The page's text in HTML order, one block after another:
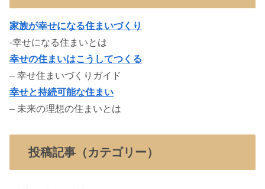
家族が幸せになる住まいづくり
-幸せになる住まいとは
幸せの住まいはこうしてつくる
– 幸せ住まいづくりガイド
幸せと持続可能な住まい
– 未来の理想の住まいとは
投稿記事（カテゴリー）